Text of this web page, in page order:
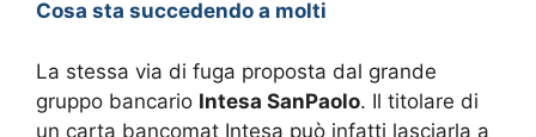
Cosa sta succedendo a molti
La stessa via di fuga proposta dal grande
gruppo bancario Intesa SanPaolo. Il titolare di
un carta bancomat Intesa può infatti lasciarla a